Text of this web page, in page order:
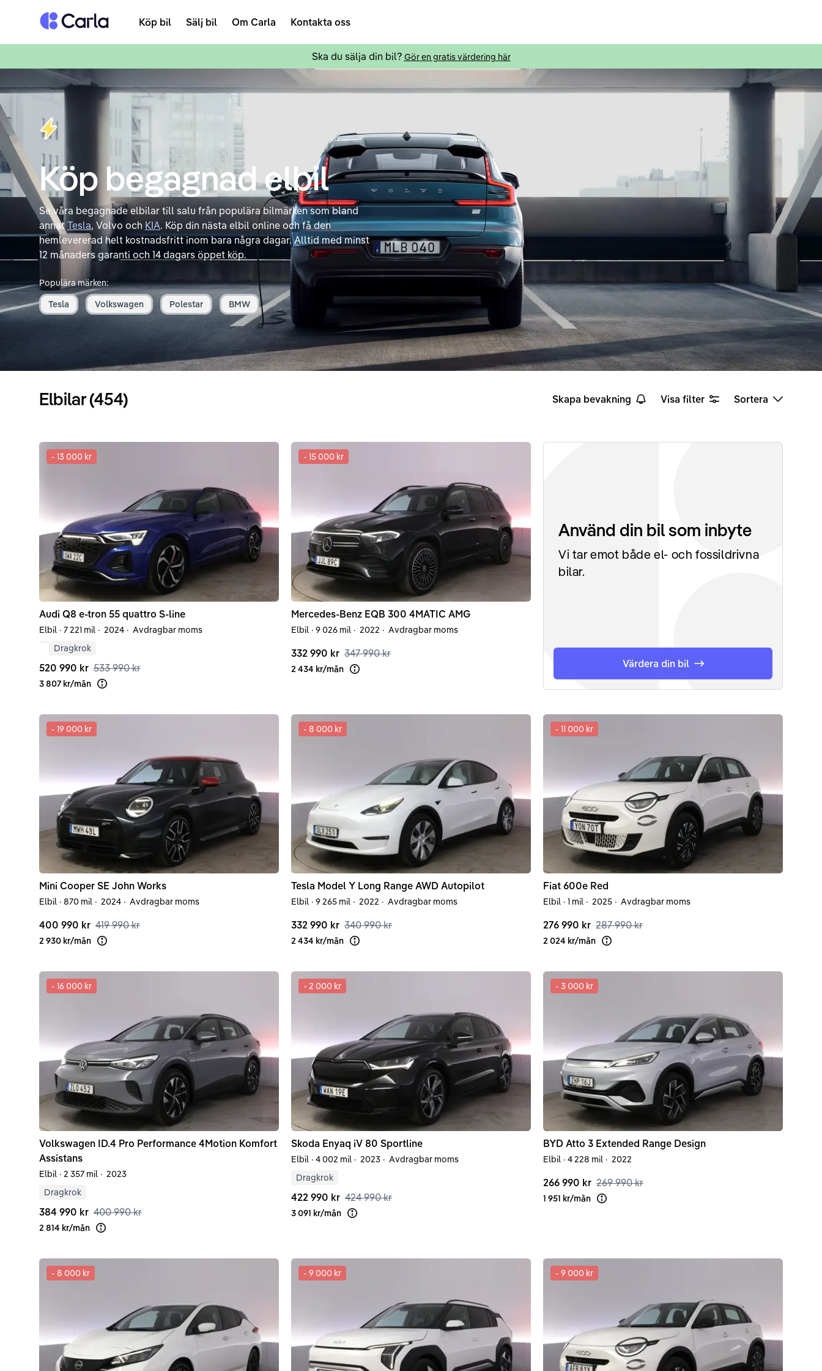
Tillbaka till startsidan Köp bil Sälj bil Om Carla Kontakta oss
Ska du sälja din bil? Gör en gratis värdering här
Köp begagnad elbil
Se våra begagnade elbilar till salu från populära bilmärken som bland
annatTesla, Volvo och KIA. Köp din nästa elbil online och få den
hemlevererad helt kostnadsfritt inom bara några dagar. Alltid med minst
12 månaders garanti och 14 dagars öppet köp.
Populära märken:
Tesla
Volkswagen Polestar BMW
Elbilar (454) Skapa bevakning Visa filter Sortera
- 13 000 kr
Audi Q8 e-tron 55 quattro S-line
Elbil · 7 221 mil · 2024 · Avdragbar moms
Dragkrok
520 990 kr 533 990 kr
3 807 kr/mån Läs mer om finansiering
- 15 000 kr
Mercedes-Benz EQB 300 4MATIC AMG
Elbil · 9 026 mil · 2022 · Avdragbar moms
332 990 kr 347 990 kr
2 434 kr/mån Läs mer om finansiering
- 19 000 kr
Mini Cooper SE John Works
Elbil · 870 mil · 2024 · Avdragbar moms
400 990 kr 419 990 kr
2 930 kr/mån Läs mer om finansiering
- 8 000 kr
Tesla Model Y Long Range AWD Autopilot
Elbil · 9 265 mil · 2022 · Avdragbar moms
332 990 kr 340 990 kr
2 434 kr/mån Läs mer om finansiering
- 11 000 kr
Fiat 600e Red
Elbil · 1 mil · 2025 · Avdragbar moms
276 990 kr 287 990 kr
2 024 kr/mån Läs mer om finansiering
- 16 000 kr
Volkswagen ID.4 Pro Performance 4Motion Komfort
Assistans
Elbil · 2 357 mil · 2023
Dragkrok
384 990 kr 400 990 kr
2 814 kr/mån Läs mer om finansiering
- 2 000 kr
Skoda Enyaq iV 80 Sportline
Elbil · 4 002 mil · 2023 · Avdragbar moms
Dragkrok
422 990 kr 424 990 kr
3 091 kr/mån Läs mer om finansiering
- 3 000 kr
BYD Atto 3 Extended Range Design
Elbil · 4 228 mil · 2022
266 990 kr 269 990 kr
1 951 kr/mån Läs mer om finansiering
- 8 000 kr - 9 000 kr - 9 000 kr
Använd din bil som inbyte
Vi tar emot både el- och fossildrivna
bilar.
Värdera din bil